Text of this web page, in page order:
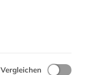
Vergleichen